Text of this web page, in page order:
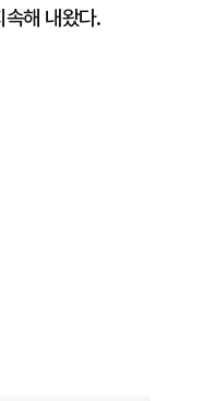
해 내왔다.